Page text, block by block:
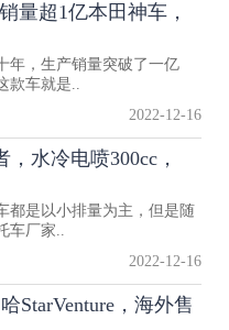
量超1亿本田神车，
年，生产销量突破了一亿
款车就是..
2022-12-16
水冷电喷300cc，
都是以小排量为主，但是随
车厂家..
2022-12-16
StarVenture，海外售